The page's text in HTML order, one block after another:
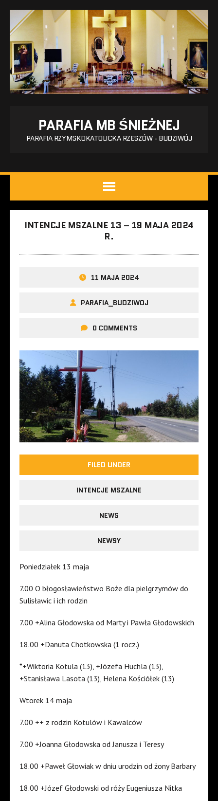
PARAFIA MB ŚNIEŻNEJ
PARAFIA RZYMSKOKATOLICKA RZESZÓW - BUDZIWÓJ
INTENCJE MSZALNE 13 – 19 MAJA 2024
R.
11 MAJA 2024
PARAFIA_BUDZIWOJ
0 COMMENTS
FILED UNDER
INTENCJE MSZALNE
NEWS
NEWSY
Poniedziałek 13 maja
7.00 O błogosławieństwo Boże dla pielgrzymów do
Sulisławic i ich rodzin
7.00 +Alina Głodowska od Marty i Pawła Głodowskich
18.00 +Danuta Chotkowska (1 rocz.)
*+Wiktoria Kotula (13), +Józefa Huchla (13),
+Stanisława Lasota (13), Helena Kościółek (13)
Wtorek 14 maja
7.00 ++ z rodzin Kotulów i Kawalców
7.00 +Joanna Głodowska od Janusza i Teresy
18.00 +Paweł Głowiak w dniu urodzin od żony Barbary
18.00 +Józef Głodowski od róży Eugeniusza Nitka